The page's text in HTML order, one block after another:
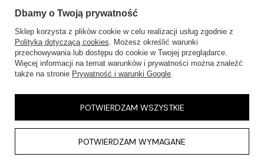
Dbamy o Twoją prywatność
Sklep korzysta z plików cookie w celu realizacji usług zgodnie z
Polityką dotyczącą cookies. Możesz określić warunki
przechowywania lub dostępu do cookie w Twojej przeglądarce.
Więcej informacji na temat warunków i prywatności można znaleźć
także na stronie Prywatność i warunki Google.
POTWIERDZAM WYMAGANE
POTWIERDZAM WSZYSTKIE